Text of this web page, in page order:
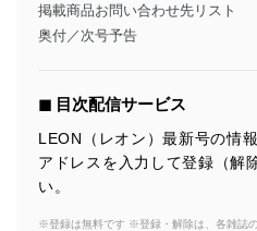
掲載商品お問い合わせ先リスト
奥付／次号予告
◼︎ 目次配信サービス
LEON（レオン）最新号の情
アドレスを入力して登録（解
い。
※登録は無料です ※登録・解除は、各雑誌